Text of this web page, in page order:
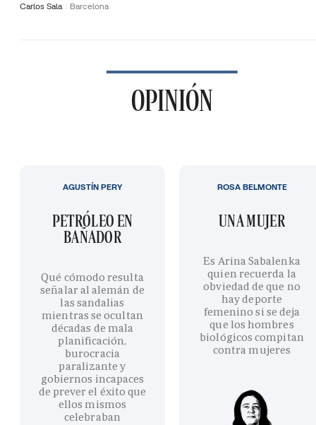
Carlos Sala Barcelona
OPINIÓN
PETRÓLEO EN
BAÑADOR
Qué cómodo resulta
señalar al alemán de
las sandalias
mientras se ocultan
décadas de mala
planificación,
burocracia
paralizante y
gobiernos incapaces
de prever el éxito que
ellos mismos
celebraban
AGUSTÍN PERY
UNA MUJER
Es Arina Sabalenka
quien recuerda la
obviedad de que no
hay deporte
femenino si se deja
que los hombres
biológicos compitan
contra mujeres
ROSA BELMONTE